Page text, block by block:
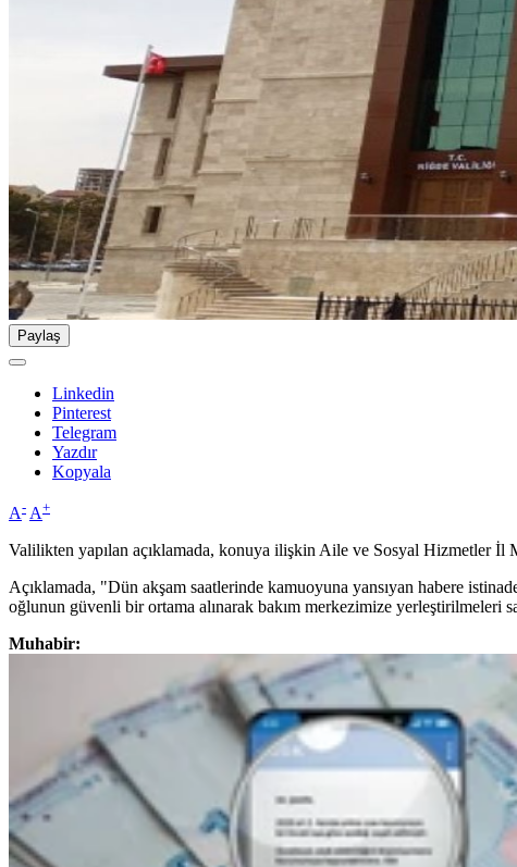
Paylaş
Linkedin
Pinterest
Telegram
Yazdır
Kopyala
A- A+
Valilikten yapılan açıklamada, konuya ilişkin Aile ve Sosyal Hizmetler
Açıklamada, "Dün akşam saatlerinde kamuoyuna yansıyan habere
oğlunun güvenli bir ortama alınarak bakım merkezimize yerleştirilmeleri
Muhabir: